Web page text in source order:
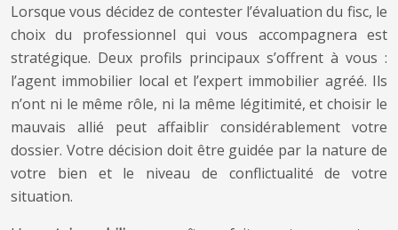
Lorsque vous décidez de contester l’évaluation du fisc, le
choix du professionnel qui vous accompagnera est
stratégique. Deux profils principaux s’offrent à vous :
l’agent immobilier local et l’expert immobilier agréé. Ils
n’ont ni le même rôle, ni la même légitimité, et choisir le
mauvais allié peut affaiblir considérablement votre
dossier. Votre décision doit être guidée par la nature de
votre bien et le niveau de conflictualité de votre
situation.